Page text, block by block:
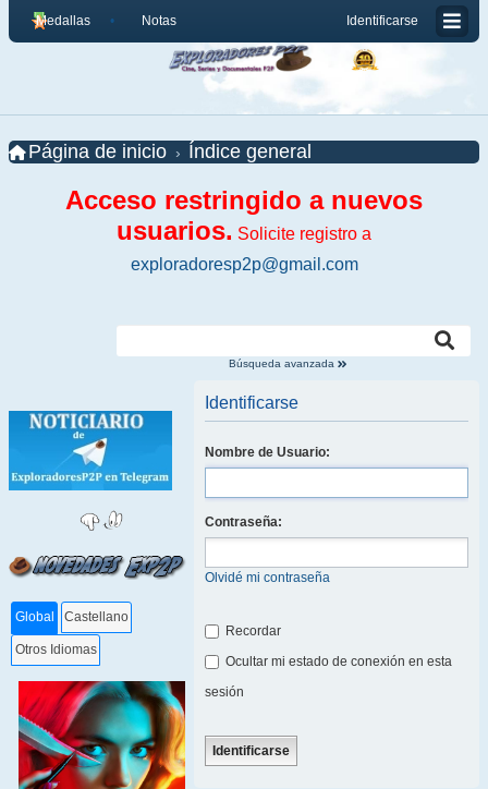
Identificarse
Medallas Notas
Página de inicio Índice general
Acceso restringido a nuevos
usuarios. Solicite registro a
exploradoresp2p@gmail.com
Búsqueda avanzada
Global Castellano
Otros Idiomas
Identificarse
Nombre de Usuario:
Contraseña:
Olvidé mi contraseña
Recordar
Ocultar mi estado de conexión en esta
sesión